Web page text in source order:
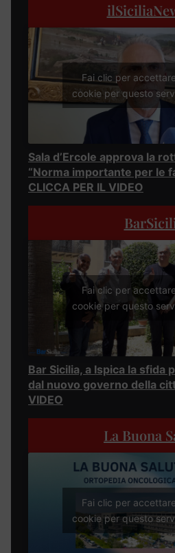
Fai clic per
cookie per questo
Sala d’Ercole approva la
“Norma importante per le
CLICCA PER IL VIDEO
Fai clic per
cookie per questo
Bar Sicilia, a Ispica la sfida
dal nuovo governo della
VIDEO
La Buona
Fai clic per
cookie per questo